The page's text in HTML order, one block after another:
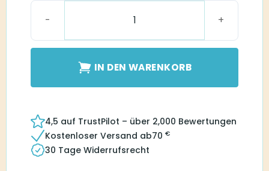
Phonak Wind and Weather Protector (Long) Menge
IN DEN WARENKORB
4,5 auf TrustPilot – über 2,000 Bewertungen
Kostenloser Versand ab70 €
30 Tage Widerrufsrecht